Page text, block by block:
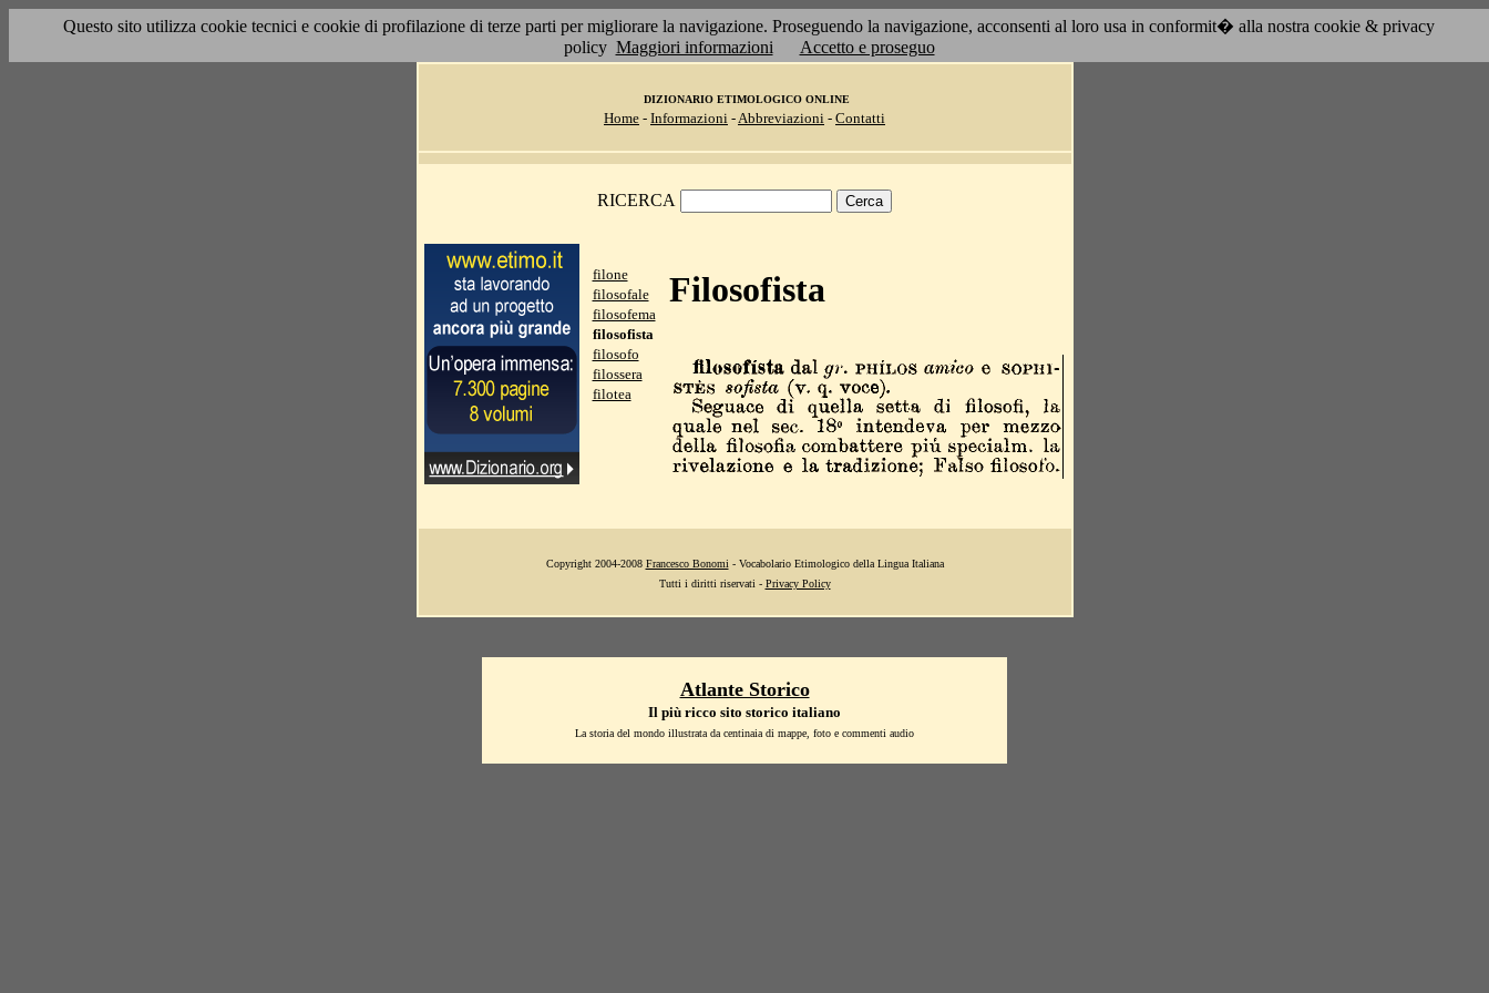
Questo sito utilizza cookie tecnici e cookie di profilazione di terze parti per migliorare la navigazione. Proseguendo la navigazione, acconsenti al loro usa in conformit� alla nostra cookie & privacy
policy Maggiori informazioni Accetto e proseguo
DIZIONARIO ETIMOLOGICO ONLINE
Home - Informazioni -Abbreviazioni - Contatti
RICERCA
filone
filosofale
filosofema
filosofista
filosofo
filossera
filotea
Filosofista
Copyright 2004-2008 Francesco Bonomi - Vocabolario Etimologico della Lingua Italiana
Tutti i diritti riservati - Privacy Policy
Atlante Storico
Il più ricco sito storico italiano
La storia del mondo illustrata da centinaia di mappe, foto e commenti audio